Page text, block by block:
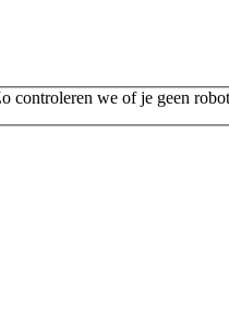
controleren we of je geen